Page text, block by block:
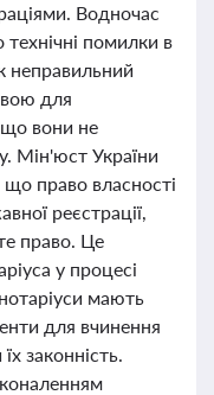
Водночас
помилки в
неправильний
для
вони не
Мін'юст України
право власності
реєстрації,
право. Це
у процесі
мають
для вчинення
законність.